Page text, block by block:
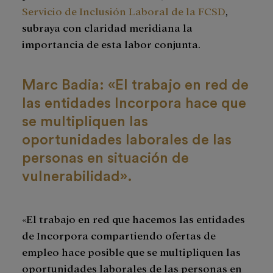
Servicio de Inclusión Laboral de la FCSD
subraya con claridad meridiana la
importancia de esta labor conjunta.
Marc Badia: «El trabajo en red de
las entidades Incorpora hace que
se multipliquen las
oportunidades laborales de las
personas en situación de
vulnerabilidad».
«El trabajo en red que hacemos las entidades
de Incorpora compartiendo ofertas de
empleo hace posible que se multipliquen las
oportunidades laborales de las personas en